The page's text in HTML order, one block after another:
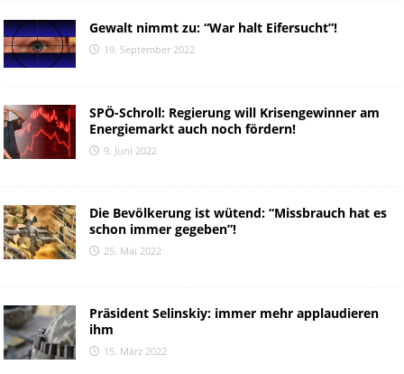
Gewalt nimmt zu: “War halt Eifersucht”!
19. September 2022
SPÖ-Schroll: Regierung will Krisengewinner am
Energiemarkt auch noch fördern!
9. Juni 2022
Die Bevölkerung ist wütend: “Missbrauch hat es
schon immer gegeben”!
25. Mai 2022
Präsident Selinskiy: immer mehr applaudieren
ihm
15. März 2022